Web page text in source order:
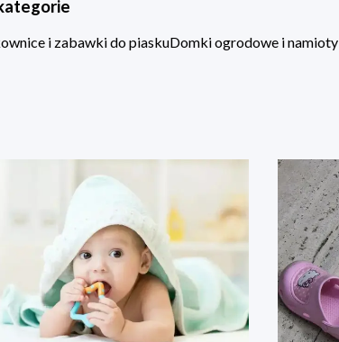
i zabawki do piaskuDomki ogrodowe i namioty